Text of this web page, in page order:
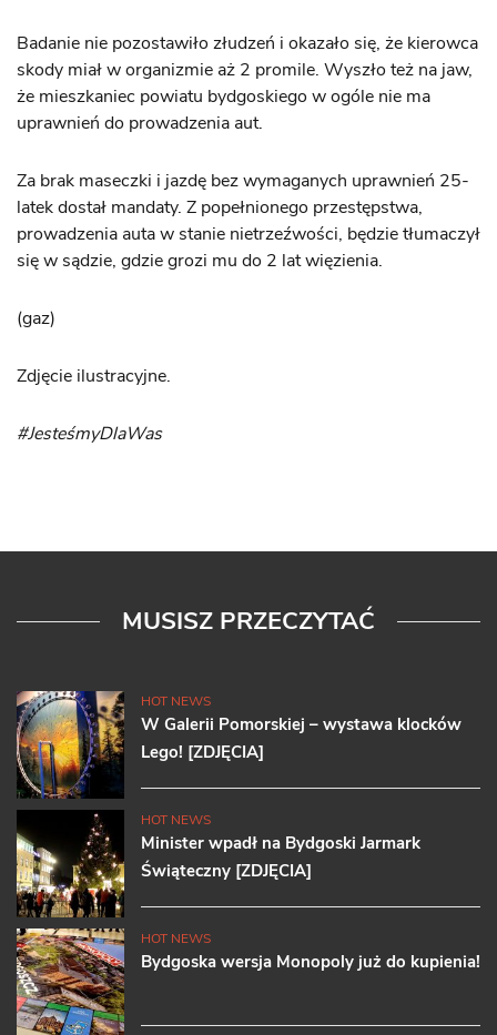
Badanie nie pozostawiło złudzeń i okazało się, że kierowca
skody miał w organizmie aż 2 promile. Wyszło też na jaw,
że mieszkaniec powiatu bydgoskiego w ogóle nie ma
uprawnień do prowadzenia aut.
Za brak maseczki i jazdę bez wymaganych uprawnień 25-
latek dostał mandaty. Z popełnionego przestępstwa,
prowadzenia auta w stanie nietrzeźwości, będzie tłumaczył
się w sądzie, gdzie grozi mu do 2 lat więzienia.
(gaz)
Zdjęcie ilustracyjne.
#JesteśmyDlaWas
MUSISZ PRZECZYTAĆ
HOT NEWS
W Galerii Pomorskiej – wystawa klocków
Lego! [ZDJĘCIA]
HOT NEWS
Minister wpadł na Bydgoski Jarmark
Świąteczny [ZDJĘCIA]
HOT NEWS
Bydgoska wersja Monopoly już do kupienia!